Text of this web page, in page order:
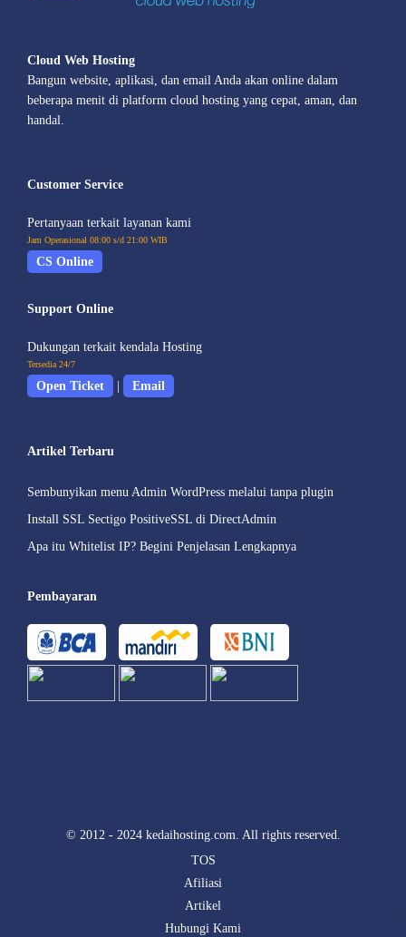
Cloud Web Hosting
Bangun website, aplikasi, dan email Anda akan online dalam
beberapa menit di platform cloud hosting yang cepat, aman, dan
handal.
Customer Service
Pertanyaan terkait layanan kami
Jam Operasional 08:00 s/d 21:00 WIB
CS Online
Support Online
Dukungan terkait kendala Hosting
Tersedia 24/7
Open Ticket Email
Artikel Terbaru
Sembunyikan menu Admin WordPress melalui tanpa plugin
Install SSL Sectigo PositiveSSL di DirectAdmin
Apa itu Whitelist IP? Begini Penjelasan Lengkapnya
Pembayaran
© 2012 - 2024 kedaihosting.com. All rights reserved.
TOS
Afiliasi
Artikel
Hubungi Kami